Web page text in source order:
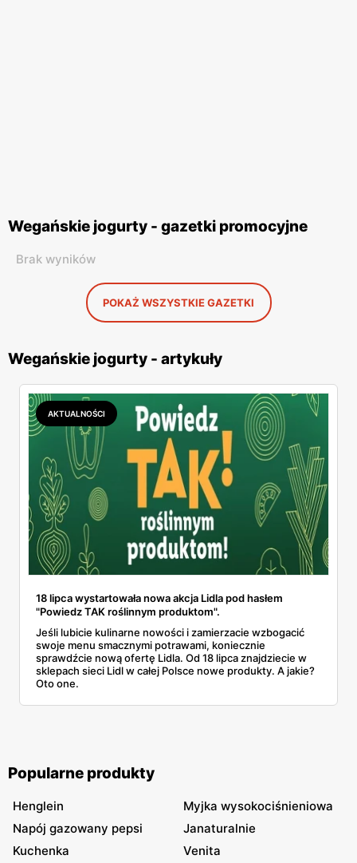
Wegańskie jogurty - gazetki promocyjne
Brak wyników
POKAŻ WSZYSTKIE GAZETKI
Wegańskie jogurty - artykuły
AKTUALNOŚCI
18 lipca wystartowała nowa akcja Lidla pod hasłem
"Powiedz TAK roślinnym produktom".
Jeśli lubicie kulinarne nowości i zamierzacie wzbogacić
swoje menu smacznymi potrawami, koniecznie
sprawdźcie nową ofertę Lidla. Od 18 lipca znajdziecie w
sklepach sieci Lidl w całej Polsce nowe produkty. A jakie?
Oto one.
Popularne produkty
Henglein
Myjka wysokociśnieniowa
Napój gazowany pepsi
Janaturalnie
Kuchenka
Venita